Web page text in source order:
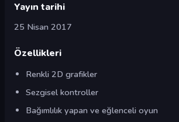
Yayın tarihi
25 Nisan 2017
Özellikleri
Renkli 2D grafikler
Sezgisel kontroller
Bağımlılık yapan ve eğlenceli oyun